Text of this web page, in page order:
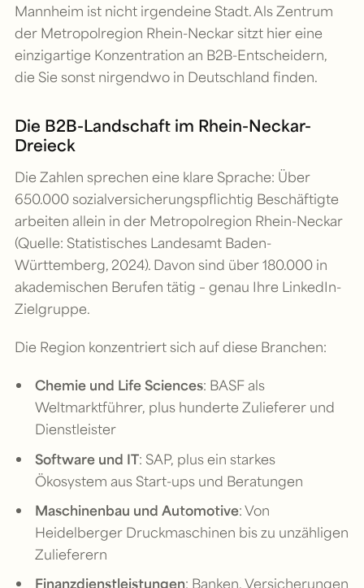
Mannheim ist nicht irgendeine Stadt. Als Zentrum
der Metropolregion Rhein-Neckar sitzt hier eine
einzigartige Konzentration an B2B-Entscheidern,
die Sie sonst nirgendwo in Deutschland finden.
Die B2B-Landschaft im Rhein-Neckar-
Dreieck
Die Zahlen sprechen eine klare Sprache: Über
650.000 sozialversicherungspflichtig Beschäftigte
arbeiten allein in der Metropolregion Rhein-Neckar
(Quelle: Statistisches Landesamt Baden-
Württemberg, 2024). Davon sind über 180.000 in
akademischen Berufen tätig – genau Ihre LinkedIn-
Zielgruppe.
Die Region konzentriert sich auf diese Branchen:
Chemie und Life Sciences: BASF als
Weltmarktführer, plus hunderte Zulieferer und
Dienstleister
Software und IT: SAP, plus ein starkes
Ökosystem aus Start-ups und Beratungen
Maschinenbau und Automotive: Von
Heidelberger Druckmaschinen bis zu unzähligen
Zulieferern
Finanzdienstleistungen: Banken, Versicherungen